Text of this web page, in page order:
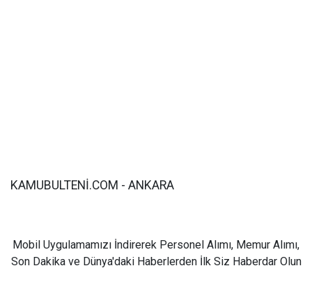
KAMUBULTENİ.COM - ANKARA
Mobil Uygulamamızı İndirerek Personel Alımı, Memur Alımı,
Son Dakika ve Dünya'daki Haberlerden İlk Siz Haberdar Olun